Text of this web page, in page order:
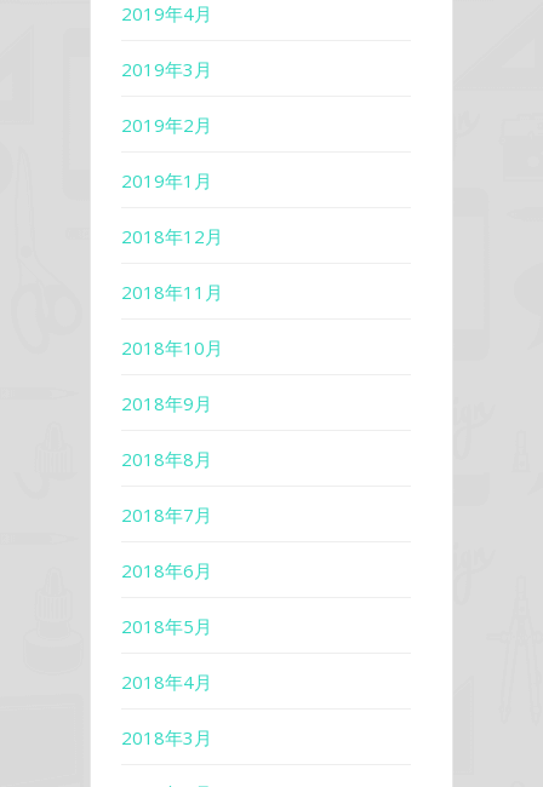
2019年4月
2019年3月
2019年2月
2019年1月
2018年12月
2018年11月
2018年10月
2018年9月
2018年8月
2018年7月
2018年6月
2018年5月
2018年4月
2018年3月